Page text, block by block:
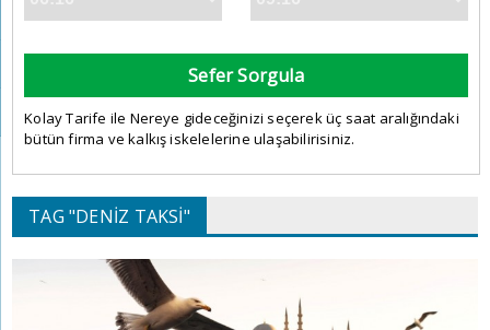
Sefer Sorgula
Kolay Tarife ile Nereye gideceğinizi seçerek üç saat aralığındaki
bütün firma ve kalkış iskelelerine ulaşabilirisiniz.
TAG "DENIZ TAKSI"